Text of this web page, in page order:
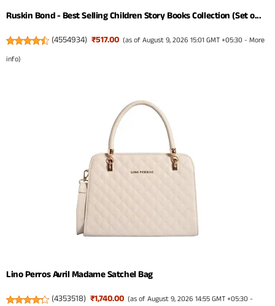
Ruskin Bond - Best Selling Children Story Books Collection (Set o...
(4554934) ₹517.00 (as of August 9, 2026 15:01 GMT +05:30 -More
info)
Lino Perros Avril Madame Satchel Bag
(4353518) ₹1,740.00 (as of August 9, 2026 14:55 GMT +05:30 -